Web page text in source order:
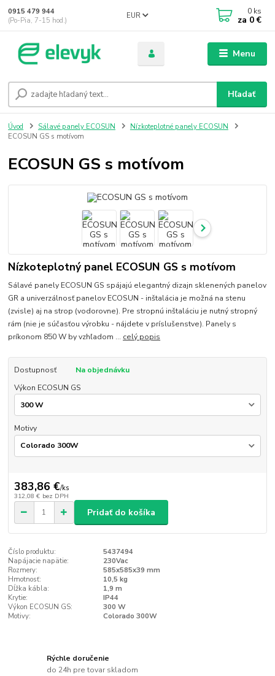
Menu
EUR
Hľadať
0915 479 944
(Po-Pia, 7-15 hod.)
0 ks
za 0 €
Úvod Sálavé panely ECOSUN
Nízkoteplotné panely ECOSUN
ECOSUN GS s motívom
ECOSUN GS s motívom
Nízkoteplotný panel ECOSUN GS s motívom
Sálavé panely ECOSUN GS spájajú elegantný dizajn sklenených panelov
GR a univerzálnosť panelov ECOSUN - inštalácia je možná na stenu
(zvisle) aj na strop (vodorovne). Pre stropnú inštaláciu je nutný stropný
rám (nie je súčasťou výrobku - nájdete v príslušenstve). Panely s
príkonom 850 W by vzhľadom ... celý popis
Dostupnosť
Na objednávku
Výkon ECOSUN GS
Motivy
383,86 €/ks
312,08 € bez DPH
Pridať do košíka
Číslo produktu:
5437494
Napájacie napätie:
230Vac
Rozmery:
585x585x39 mm
Hmotnosť:
10,5 kg
Dĺžka kábla:
1,9 m
Krytie:
IP44
Výkon ECOSUN GS:
300 W
Motivy:
Colorado 300W
Rýchle doručenie
do 24h pre tovar skladom